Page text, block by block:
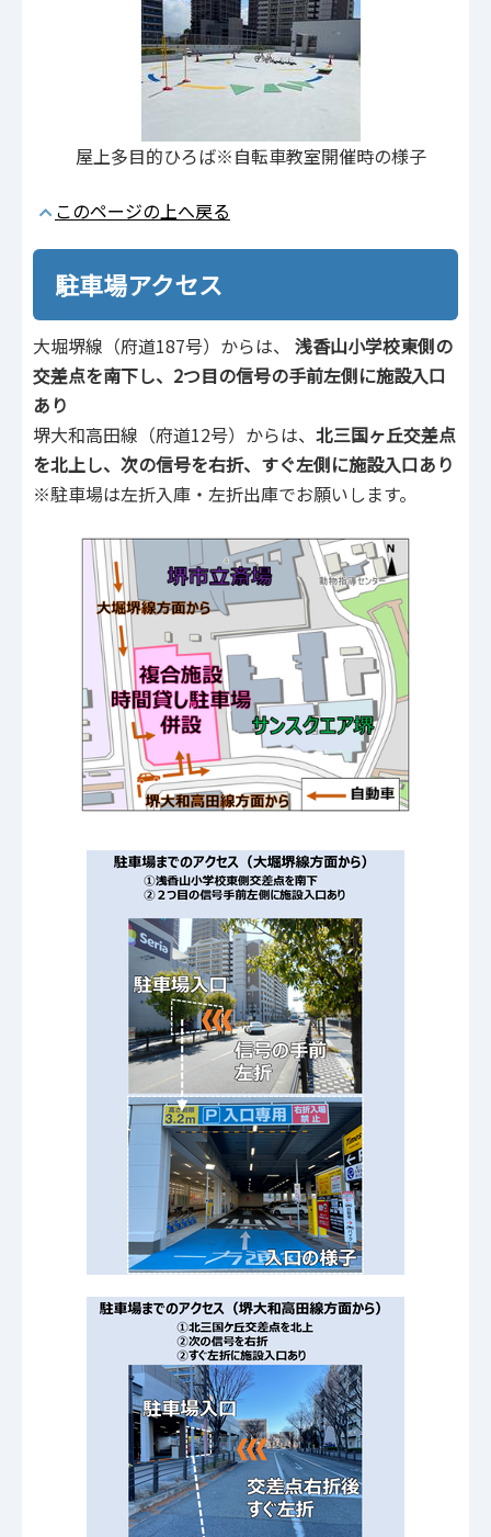
屋上多目的ひろば※自転車教室開催時の様子
このページの上へ戻る
駐車場アクセス
大堀堺線（府道187号）からは、 浅香山小学校東側の
交差点を南下し、2つ目の信号の手前左側に施設入口
あり
堺大和高田線（府道12号）からは、 北三国ヶ丘交差点
を北上し、次の信号を右折、すぐ左側に施設入口あり
※駐車場は左折入庫・左折出庫でお願いします。